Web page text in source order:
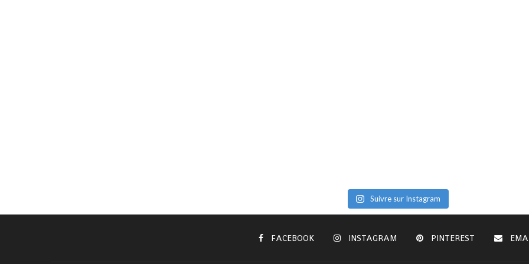
Suivre sur Instagram
FACEBOOK INSTAGRAM PINTEREST